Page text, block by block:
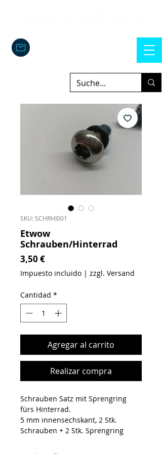
SKU: SCHRHI001
Etwow
Schrauben/Hinterrad
3,50 €Precio
Impuesto incluido | zzgl. Versand
Cantidad *
Agregar al carrito
Realizar compra
Schrauben Satz mit Sprengring
fürs Hinterrad.
5 mm innensechskant, 2 Stk.
Schrauben + 2 Stk. Sprengring